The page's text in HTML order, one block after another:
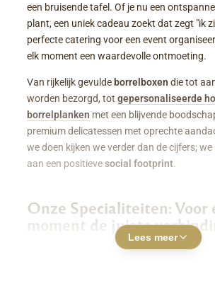
een bruisende tafel. Of je nu een
plant, een uniek cadeau zoekt dat zegt "ik
perfecte catering voor een event
elk moment een waardevolle ontmoeting.
Van rijkelijk gevuldeborrelboxen die tot
worden bezorgd, tot gepersonaliseerde
borrelplanken met een blijvende
premium delicatessen met oprechte
we doen kijken we verder dan de cijfers;
aan een positievesocial footprint.
Onze Specialiteiten: Voor
moment de juiste
Luxe Borrelboxen &
Lees meer